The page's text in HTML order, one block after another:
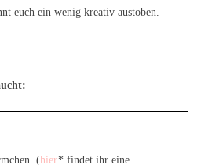
euch ein wenig kreativ austoben.
(hier* findet ihr eine